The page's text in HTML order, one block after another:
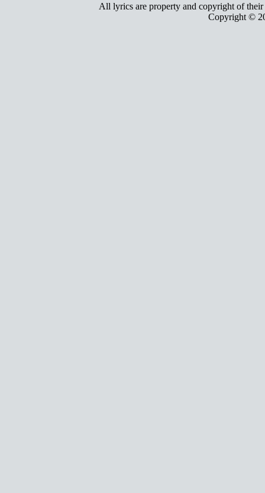
All lyrics are property and copyright of
Copyright ©